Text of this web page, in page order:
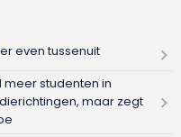
even tussenuit
meer studenten in
maar zegt